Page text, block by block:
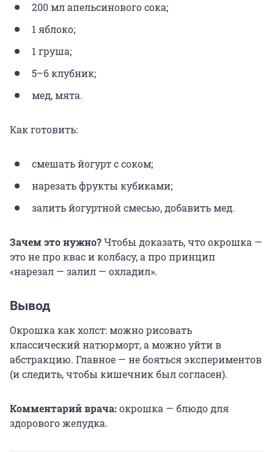
200 мл апельсинового сока;
1 яблоко;
1 груша;
5–6 клубник;
мед, мята.
Как готовить:
смешать йогурт с соком;
нарезать фрукты кубиками;
залить йогуртной смесью, добавить мед.
Зачем это нужно?Чтобы доказать, что окрошка —
это не про квас и колбасу, а про принцип
«нарезал — залил — охладил».
Вывод
Окрошка как холст: можно рисовать
классический натюрморт, а можно уйти в
абстракцию. Главное — не бояться экспериментов
(и следить, чтобы кишечник был согласен).
Комментарий врача: окрошка — блюдо для
здорового желудка.